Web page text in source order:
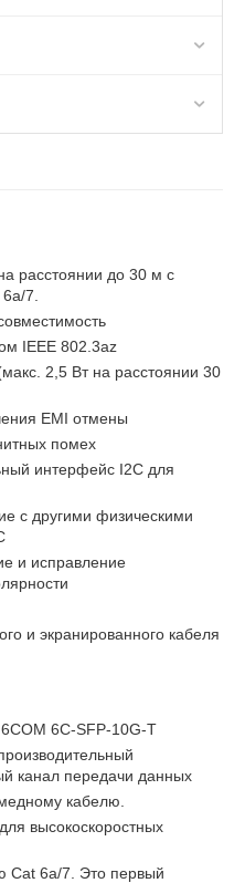
расстоянии до 30 м с
7.
IEEE 802.3az
2,5 Вт на расстоянии 30
EMI отмены
помех
интерфейс I2C для
с другими физическими
и исправление
и экранированного кабеля
6C-SFP-10G-T
канал передачи данных
кабелю.
высокоскоростных
Cat 6a/7. Это первый